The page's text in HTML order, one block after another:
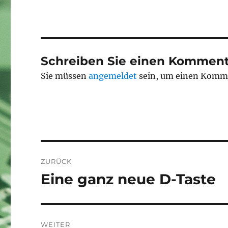
Schreiben Sie einen
Sie müssenangemeldet sein, um einen
ZURÜCK
Vorheriger
Eine ganz neue D-Taste
WEITER